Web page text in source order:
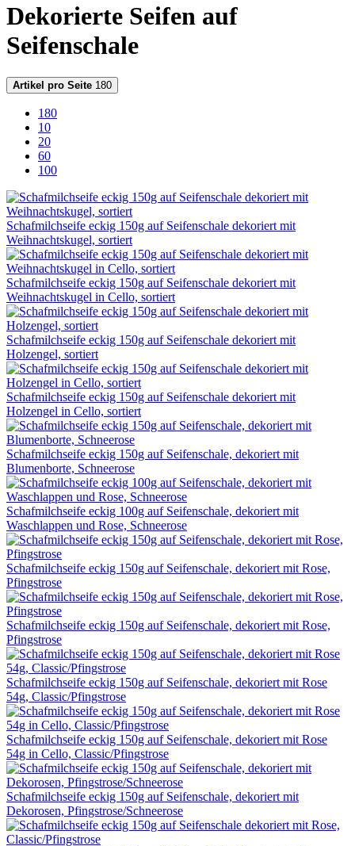
Dekorierte Seifen auf
Seifenschale
Artikel pro Seite 180
180
10
20
60
100
Schafmilchseife eckig 150g auf Seifenschale dekoriert mit
Weihnachtskugel, sortiert
Schafmilchseife eckig 150g auf Seifenschale dekoriert mit
Weihnachtskugel in Cello, sortiert
Schafmilchseife eckig 150g auf Seifenschale dekoriert mit
Holzengel, sortiert
Schafmilchseife eckig 150g auf Seifenschale dekoriert mit
Holzengel in Cello, sortiert
Schafmilchseife eckig 150g auf Seifenschale, dekoriert mit
Blumenborte, Schneerose
Schafmilchseife eckig 100g auf Seifenschale, dekoriert mit
Waschlappen und Rose, Schneerose
Schafmilchseife eckig 150g auf Seifenschale, dekoriert mit Rose,
Pfingstrose
Schafmilchseife eckig 150g auf Seifenschale, dekoriert mit Rose,
Pfingstrose
Schafmilchseife eckig 150g auf Seifenschale, dekoriert mit Rose
54g, Classic/Pfingstrose
Schafmilchseife eckig 150g auf Seifenschale, dekoriert mit Rose
54g in Cello, Classic/Pfingstrose
Schafmilchseife eckig 150g auf Seifenschale, dekoriert mit
Dekorosen, Pfingstrose/Schneerose